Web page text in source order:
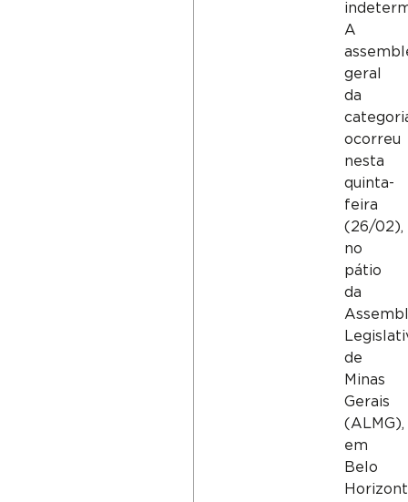
A
geral
da
ocorreu
nesta
quinta-
feira
(26/02),
no
pátio
da
de
Minas
Gerais
(ALMG),
em
Belo